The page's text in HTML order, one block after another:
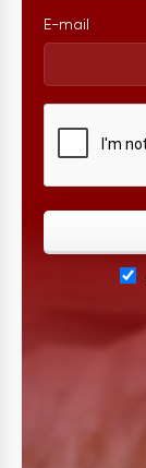
E-mail